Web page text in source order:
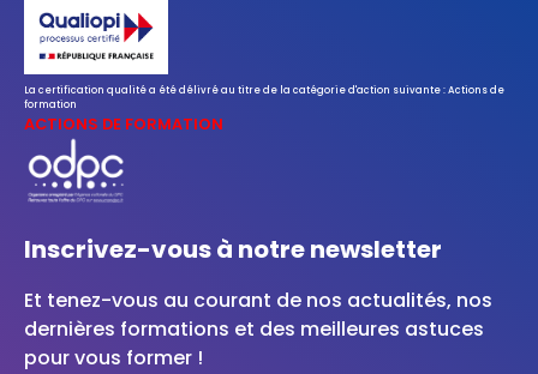
La certification qualité a été délivré au titre de la catégorie d'action suivante : Actions de
formation
ACTIONS DE FORMATION
Inscrivez-vous à notre newsletter
Et tenez-vous au courant de nos actualités, nos
dernières formations et des meilleures astuces
pour vous former !